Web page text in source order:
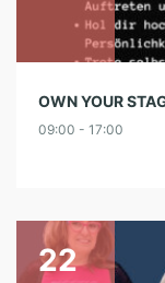
09:00 - 17:00
22